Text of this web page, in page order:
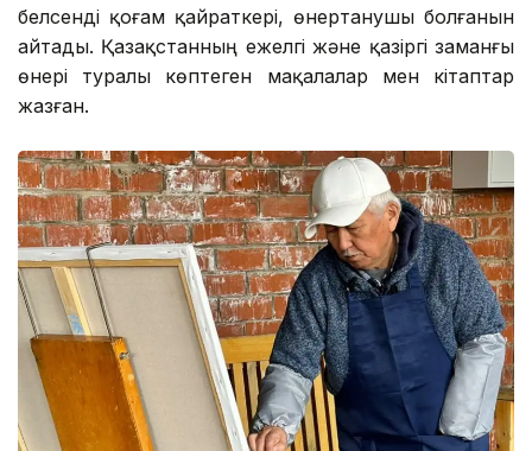
белсенді қоғам қайраткері, өнертанушы болғанын
айтады. Қазақстанның ежелгі және қазіргі заманғы
өнері туралы көптеген мақалалар мен кітаптар
жазған.